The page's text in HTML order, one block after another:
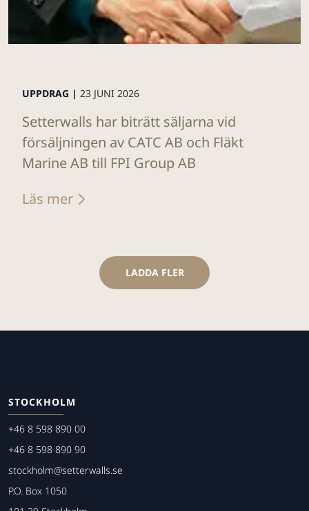
UPPDRAG | 23 JUNI 2026
Setterwalls har biträtt säljarna vid
försäljningen av CATC AB och Fläkt
Marine AB till FPI Group AB
Läs mer
LADDA FLER
STOCKHOLM
+46 8 598 890 00
+46 8 598 890 90
stockholm@setterwalls.se
P.O. Box 1050